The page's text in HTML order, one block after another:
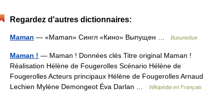
Regardez d'autres dictionnaires:
Maman — «Maman» Сингл «Кино» Выпущен … Википедия
Maman ! — Maman ! Données clés Titre original Maman !
Réalisation Hélène de Fougerolles Scénario Hélène de
Fougerolles Acteurs principaux Hélène de Fougerolles Arnaud
Lechien Mylène Demongeot Éva Darlan …
Wikipédia en Français